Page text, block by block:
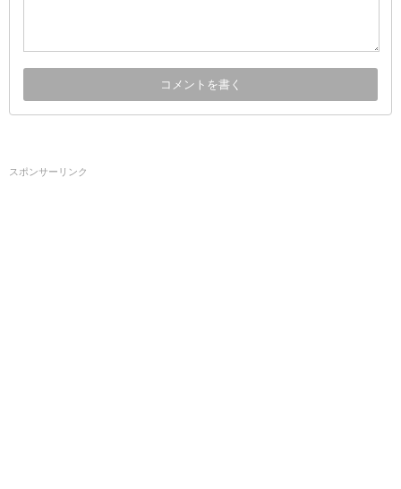
スポンサーリンク